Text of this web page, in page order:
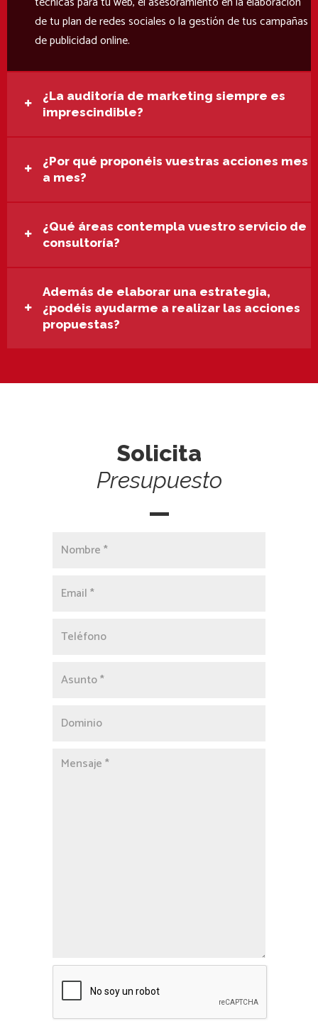
de tu plan de redes sociales o la gestión de tus campañas
de publicidad online.
¿La auditoría de marketing siempre es
imprescindible?
¿Por qué proponéis vuestras acciones mes
a mes?
¿Qué áreas contempla vuestro servicio de
consultoría?
Además de elaborar una estrategia,
¿podéis ayudarme a realizar las acciones
propuestas?
Solicita
Presupuesto